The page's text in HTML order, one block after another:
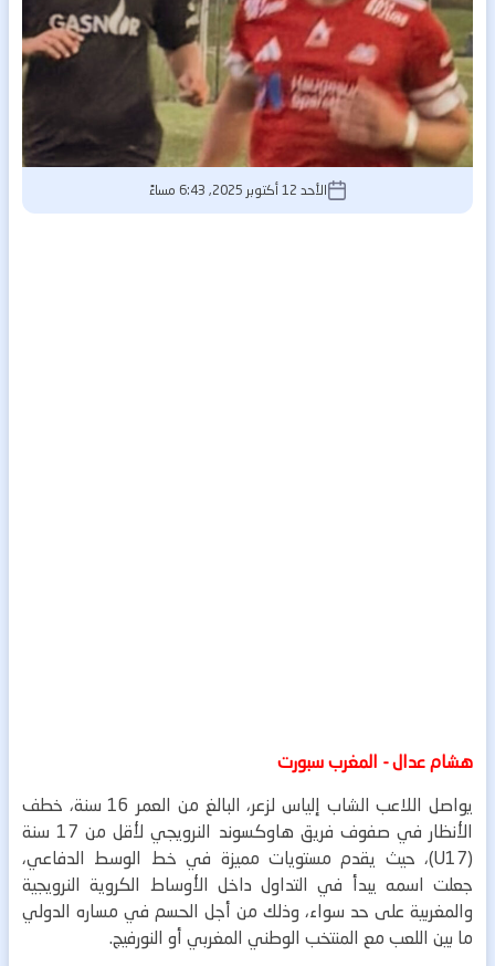
الأحد 12 أكتوبر 2025, 6:43 مساءً
هشام عدال - المغرب سبورت
يواصل اللاعب الشاب إلياس لزعر، البالغ من العمر 16 سنة، خطف
الأنظار في صفوف فريق هاوكسوند النرويجي لأقل من 17 سنة
(U17)، حيث يقدم مستويات مميزة في خط الوسط الدفاعي،
جعلت اسمه يبدأ في التداول داخل الأوساط الكروية النرويجية
والمغربية على حد سواء، وذلك من أجل الحسم في مساره الدولي
ما بين اللعب مع المنتخب الوطني المغربي أو النورفيج.